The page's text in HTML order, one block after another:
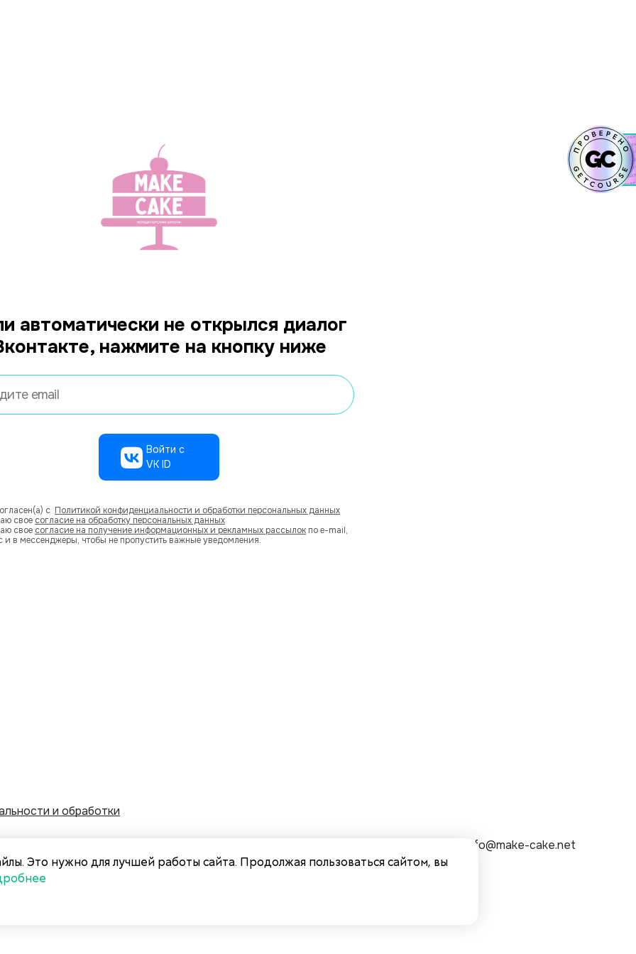
автоматически не открылся диалог
нажмите на кнопку ниже
Войти с
VK ID
с Политикой конфиденциальности и обработки персональных данных
свое согласие на обработку персональных данных
свое согласие на получение информационных и рекламных рассылок по e-mail,
и в мессенджеры, чтобы не пропустить важные уведомления.
и обработки
персональных данных
информационных и
ИНН 121527587208
Эл. адрес: info@make-cake.net
Это нужно для лучшей работы сайта. Продолжая пользоваться сайтом, вы